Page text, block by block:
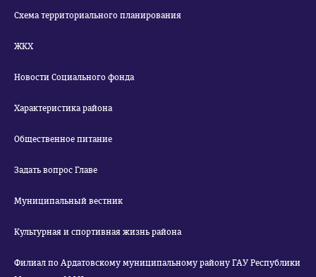
Схема территориального планирования
ЖКХ
Новости Социального фонда
Характеристика района
Общественное питание
Задать вопрос Главе
Муниципальный вестник
Культурная и спортивная жизнь района
Филиал по Ардатовскому муниципальному району ГАУ Республики